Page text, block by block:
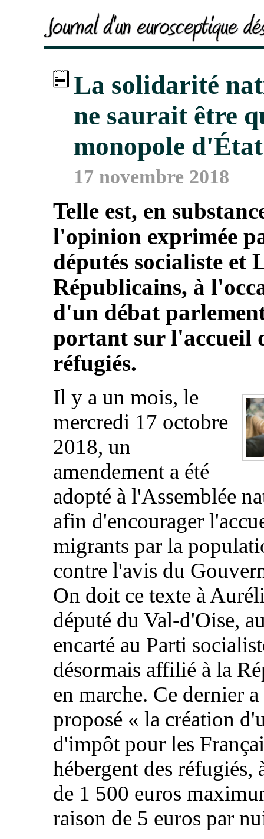
La solidarité
ne saurait être
monopole d'État
17 novembre 2018
Telle est, en
l'opinion exprimée
députés socialiste et
Républicains, à
d'un débat
portant sur l'accueil
réfugiés.
Il y a un mois, le
mercredi 17 octobre
2018, un
amendement a été
adopté à l'Assemblée
afin d'encourager
migrants par la
contre l'avis du
On doit ce texte à
député du Val-d'Oise,
encarté au Parti
désormais affilié à la
en marche. Ce dernier
proposé « la création
d'impôt pour les
hébergent des réfugiés,
de 1 500 euros
raison de 5 euros par